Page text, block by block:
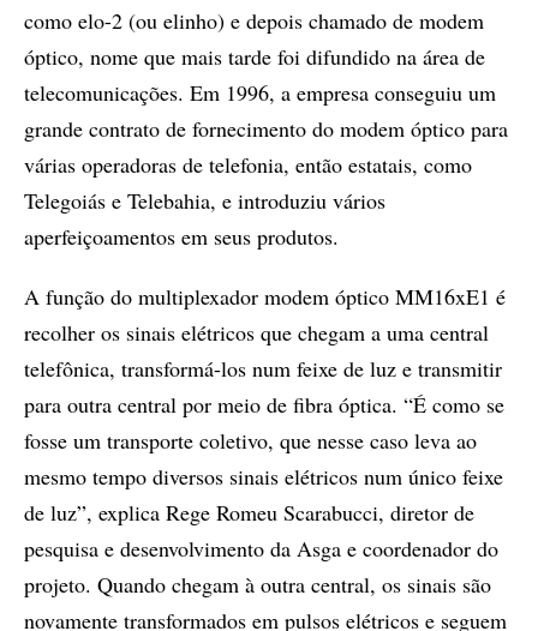
como elo-2 (ou elinho) e depois chamado de modem
óptico, nome que mais tarde foi difundido na área de
telecomunicações. Em 1996, a empresa conseguiu um
grande contrato de fornecimento do modem óptico para
várias operadoras de telefonia, então estatais, como
Telegoiás e Telebahia, e introduziu vários
aperfeiçoamentos em seus produtos.
A função do multiplexador modem óptico MM16xE1 é
recolher os sinais elétricos que chegam a uma central
telefônica, transformá-los num feixe de luz e transmitir
para outra central por meio de fibra óptica. “É como se
fosse um transporte coletivo, que nesse caso leva ao
mesmo tempo diversos sinais elétricos num único feixe
de luz”, explica Rege Romeu Scarabucci, diretor de
pesquisa e desenvolvimento da Asga e coordenador do
projeto. Quando chegam à outra central, os sinais são
novamente transformados em pulsos elétricos e seguem